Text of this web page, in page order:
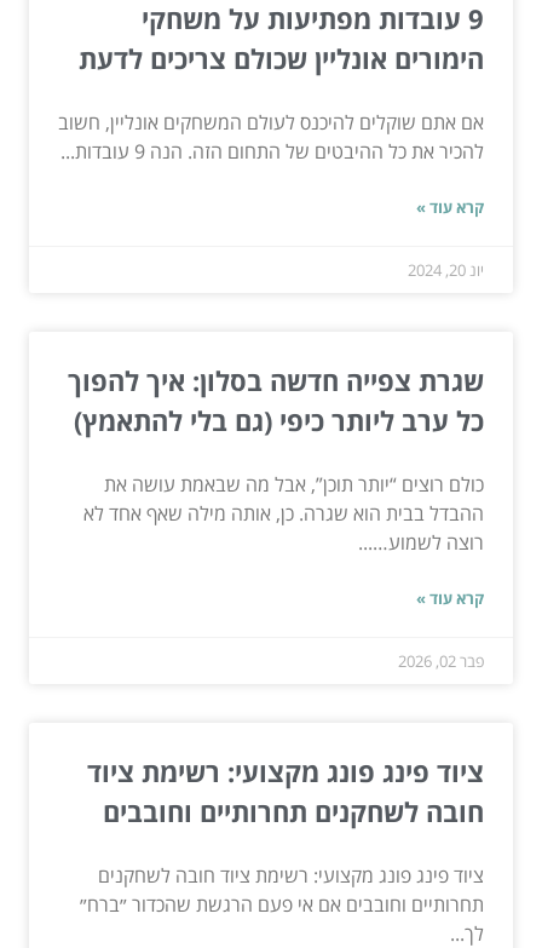
9 עובדות מפתיעות על משחקי
הימורים אונליין שכולם צריכים לדעת
אם אתם שוקלים להיכנס לעולם המשחקים אונליין, חשוב
להכיר את כל ההיבטים של התחום הזה. הנה 9 עובדות...
קרא עוד »
יונ 20, 2024
שגרת צפייה חדשה בסלון: איך להפוך
כל ערב ליותר כיפי (גם בלי להתאמץ)
כולם רוצים “יותר תוכן”, אבל מה שבאמת עושה את
ההבדל בבית הוא שגרה. כן, אותה מילה שאף אחד לא
רוצה לשמוע…...
קרא עוד »
פבר 02, 2026
ציוד פינג פונג מקצועי: רשימת ציוד
חובה לשחקנים תחרותיים וחובבים
ציוד פינג פונג מקצועי: רשימת ציוד חובה לשחקנים
תחרותיים וחובבים אם אי פעם הרגשת שהכדור ״ברח״
לך...